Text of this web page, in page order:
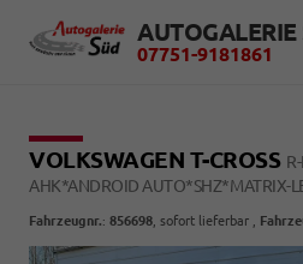
AUTOGALERIE
07751-9181861
VOLKSWAGEN T-CROSS
AHK*ANDROID AUTO*SHZ*MATRIX-
Fahrzeugnr.: 856698 sofort lieferbar